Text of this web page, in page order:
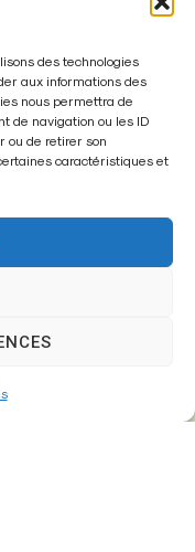
des technologies
aux informations des
nous permettra de
de navigation ou les ID
ou de retirer son
caractéristiques et
Gaulle